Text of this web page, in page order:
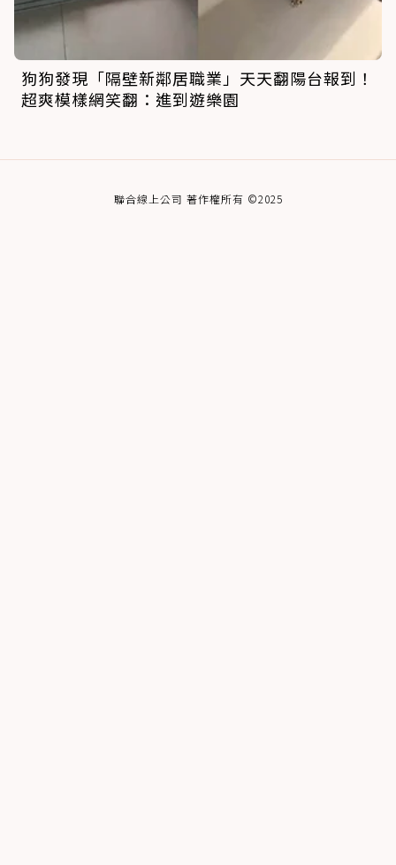
狗狗發現「隔壁新鄰居職業」天天翻陽台報到！
超爽模樣網笑翻：進到遊樂園
聯合線上公司 著作權所有 ©2025